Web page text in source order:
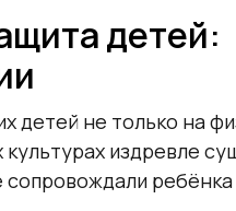
детей:
детей не только на
издревле